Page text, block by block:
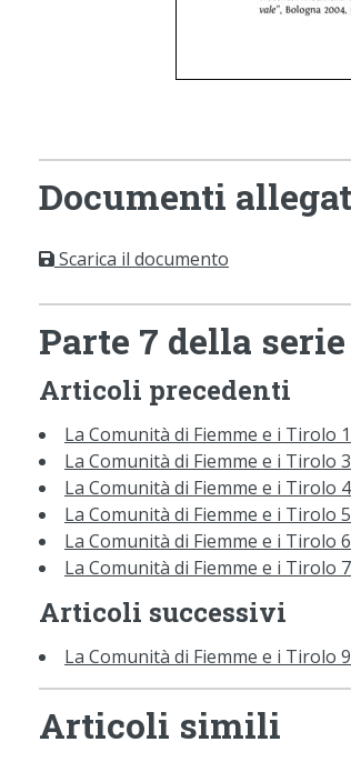
Documenti
Scarica il documento
Parte 7 della
Articoli precedenti
La Comunità di Fiemme e i Tirolo
La Comunità di Fiemme e i Tirolo
La Comunità di Fiemme e i Tirolo
La Comunità di Fiemme e i Tirolo
La Comunità di Fiemme e i Tirolo
La Comunità di Fiemme e i Tirolo
Articoli successivi
La Comunità di Fiemme e i Tirolo
Articoli simili